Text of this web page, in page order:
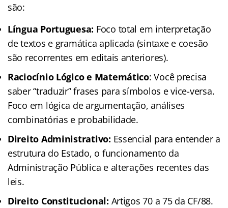
são:
Língua Portuguesa: Foco total em interpretação
de textos e gramática aplicada (sintaxe e coesão
são recorrentes em editais anteriores).
Raciocínio Lógico e Matemático: Você precisa
saber “traduzir” frases para símbolos e vice-versa.
Foco em lógica de argumentação, análises
combinatórias e probabilidade.
Direito Administrativo: Essencial para entender a
estrutura do Estado, o funcionamento da
Administração Pública e alterações recentes das
leis.
Direito Constitucional: Artigos 70 a 75 da CF/88.